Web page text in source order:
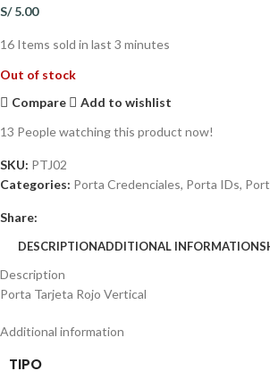
S/5.00
16 Items sold in last 3 minutes
Out of stock
Compare
Add to wishlist
13 People watching this product now!
SKU: PTJ02
Categories: Porta Credenciales, Porta IDs,
Share:
DESCRIPTIONADDITIONAL INFORMATION
Description
Porta Tarjeta Rojo Vertical
Additional information
TIPO